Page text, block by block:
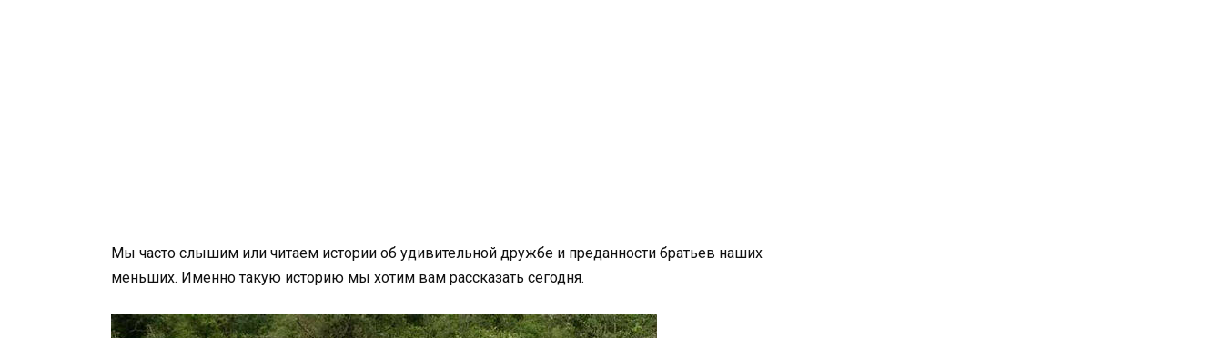
Мы часто слышим или читаем истории об удивительной дружбе и преданности братьев наших
меньших. Именно такую историю мы хотим вам рассказать сегодня.